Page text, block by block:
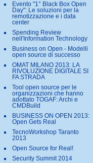
Evento "1° Black Box Open
Day": Le soluzioni per la
remotizzazione e i data
center
Spending Review
nell'Information Technology
Business on Open - Modelli
open source di successo
OMAT MILANO 2013: LA
RIVOLUZIONE DIGITALE SI
FA STRADA
Tool open source per le
organizzazioni che hanno
adottato TOGAF: Archi e
CMDBuild
BUSINESS ON OPEN 2013:
Open Gets Real
TecnoWorkshop Taranto
2013
Open Source for Real!
Security Summit 2014